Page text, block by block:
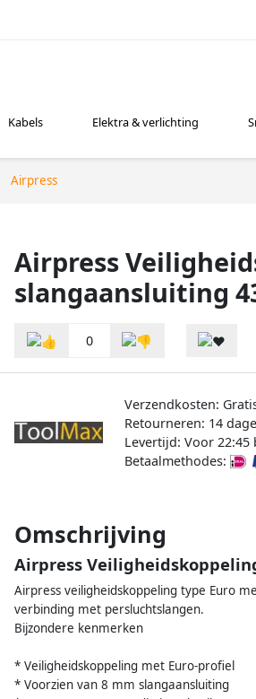
Kabels Elektra & verlichting
Airpress
Airpress
slangaansluiting
0
Verzendkosten:
Retourneren: 14
Levertijd: Voor
Betaalmethodes:
Omschrijving
Airpress
Airpress veiligheidskoppeling type Euro
verbinding met persluchtslangen.
Bijzondere kenmerken
* Veiligheidskoppeling met Euro-profiel
* Voorzien van 8 mm slangaansluiting